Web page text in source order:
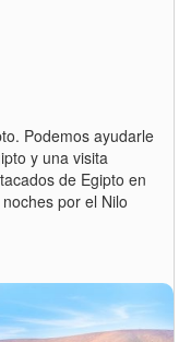
Podemos ayudarle
y una visita
de Egipto en
por el Nilo